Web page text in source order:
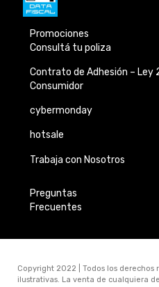
Promociones
Consultá tu poliza
Contrato de Adhesión – Ley
Consumidor
cybermonday
hotsale
Trabaja con Nosotros
Preguntas
Frecuentes
Copyright 2022 | Todos los derechos
ilustrativas. La venta de cualquiera